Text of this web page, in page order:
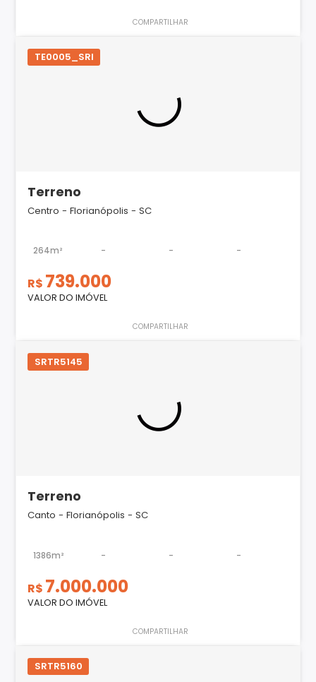
COMPARTILHAR
TE0005_SRI
Terreno
Centro - Florianópolis - SC
264m² - - -
R$ 739.000
VALOR DO IMÓVEL
COMPARTILHAR
SRTR5145
Terreno
Canto - Florianópolis - SC
1386m² - - -
R$ 7.000.000
VALOR DO IMÓVEL
COMPARTILHAR
SRTR5160